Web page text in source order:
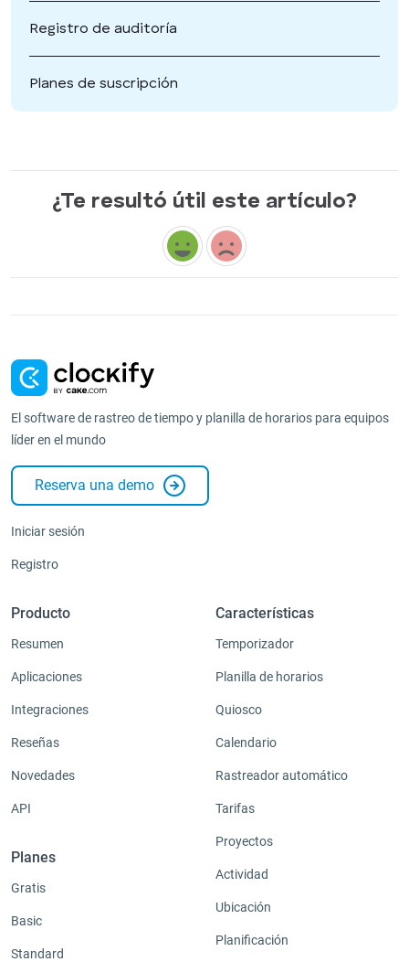
Registro de auditoría
Planes de suscripción
¿Te resultó útil este artículo?
El software de rastreo de tiempo y planilla de horarios para equipos
líder en el mundo
Reserva una demo
Iniciar sesión
Registro
Producto
Resumen
Aplicaciones
Integraciones
Reseñas
Novedades
API
Planes
Gratis
Basic
Standard
Características
Temporizador
Planilla de horarios
Quiosco
Calendario
Rastreador automático
Tarifas
Proyectos
Actividad
Ubicación
Planificación